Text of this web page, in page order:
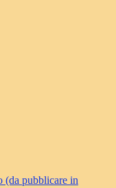
(da pubblicare in